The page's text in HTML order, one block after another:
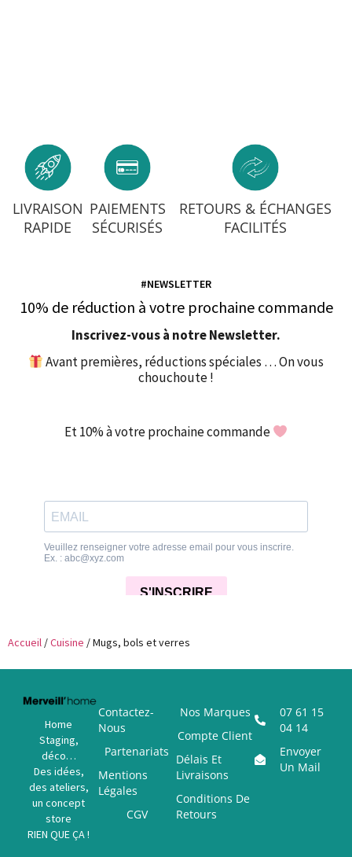
LIVRAISON
RAPIDE
PAIEMENTS
SÉCURISÉS
RETOURS & ÉCHANGES
FACILITÉS
#NEWSLETTER
10% de réduction à votre prochaine commande
Inscrivez-vous à notre Newsletter.
Avant premières, réductions spéciales … On vous
chouchoute !
Et 10% à votre prochaine commande
Accueil /Cuisine / Mugs, bols et verres
Home
Staging,
déco…
Des idées,
des ateliers,
un concept
store
RIEN QUE ÇA !
Contactez-
Nous
Partenariats
Mentions
Légales
CGV
Nos Marques
Compte Client
Délais Et
Livraisons
Conditions De
Retours
07 61 15
04 14
Envoyer
Un Mail